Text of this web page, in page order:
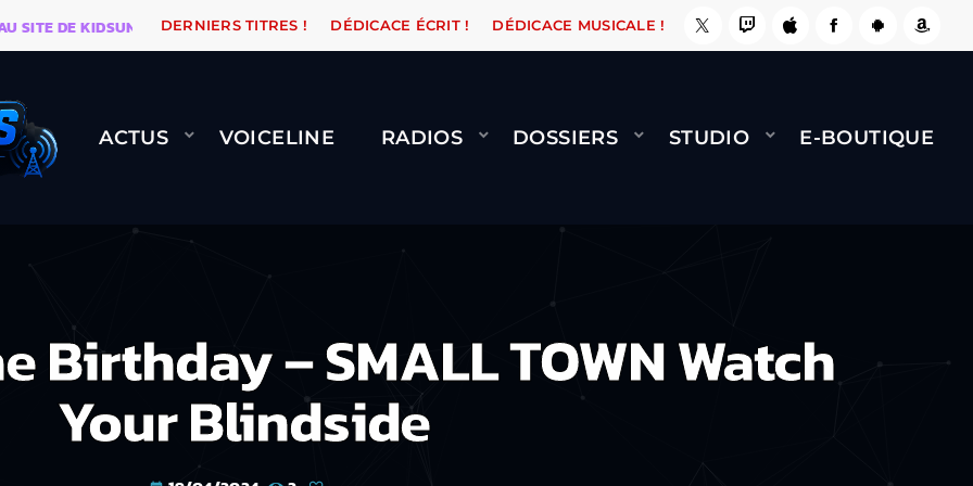
DE KIDSUNE WARÉTRO ORANGE ROAD QUI PASSE, ÇA LE FAIT ! NAMI BERNARD MINET - FLY
DERNIERS TITRES ! DÉDICACE ÉCRIT ! DÉDICACE MUSICALE !
ACTUS VOICELINE RADIOS DOSSIERS STUDIO E-BOUTIQUE
Birthday – SMALL TOWN Watch
Your Blindside